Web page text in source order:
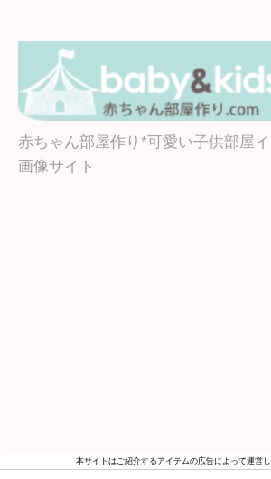
赤ちゃん部屋作り*可愛い子供部屋イ
画像サイト
本サイトはご紹介するアイテムの広告によって運営